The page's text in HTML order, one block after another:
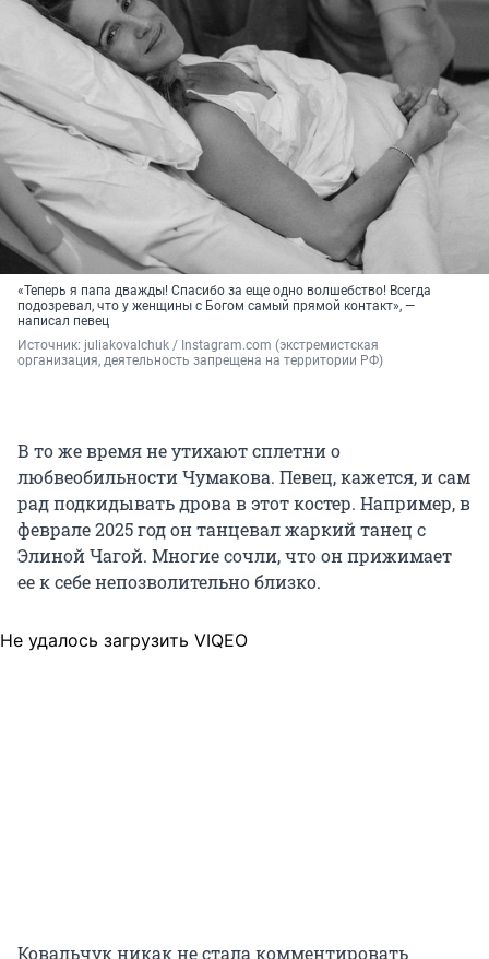
«Теперь я папа дважды! Спасибо за еще одно волшебство! Всегда
подозревал, что у женщины с Богом самый прямой контакт», —
написал певец
Источник: juliakovalchuk / Instagram.com (экстремистская
организация, деятельность запрещена на территории РФ)
В то же время не утихают сплетни о
любвеобильности Чумакова. Певец, кажется, и сам
рад подкидывать дрова в этот костер. Например, в
феврале 2025 год он танцевал жаркий танец с
Элиной Чагой. Многие сочли, что он прижимает
ее к себе непозволительно близко.
Не удалось загрузить VIQEO
Ковальчук никак не стала комментировать